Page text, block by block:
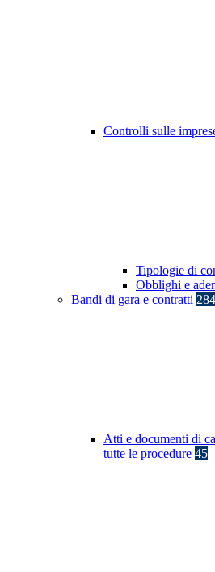
Controlli sulle
Tipologie di
Obblighi e
Bandi di gara e contratti 284
Atti e documenti di
tutte le procedure 45